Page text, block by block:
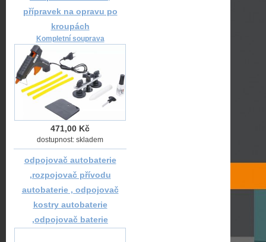
přípravek na opravu po
kroupách
Kompletní souprava
471,00 Kč
dostupnost: skladem
odpojovač autobaterie
,rozpojovač přívodu
autobaterie , odpojovač
kostry autobaterie
,odpojovač baterie